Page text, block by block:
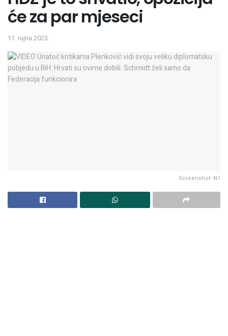
će za par mjeseci
11. rujna 2023.
Screenshot: N1